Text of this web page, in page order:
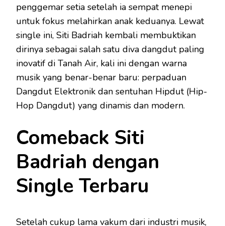
penggemar setia setelah ia sempat menepi
untuk fokus melahirkan anak keduanya. Lewat
single ini, Siti Badriah kembali membuktikan
dirinya sebagai salah satu diva dangdut paling
inovatif di Tanah Air, kali ini dengan warna
musik yang benar-benar baru: perpaduan
Dangdut Elektronik dan sentuhan Hipdut (Hip-
Hop Dangdut) yang dinamis dan modern.
Comeback Siti
Badriah dengan
Single Terbaru
Setelah cukup lama vakum dari industri musik,